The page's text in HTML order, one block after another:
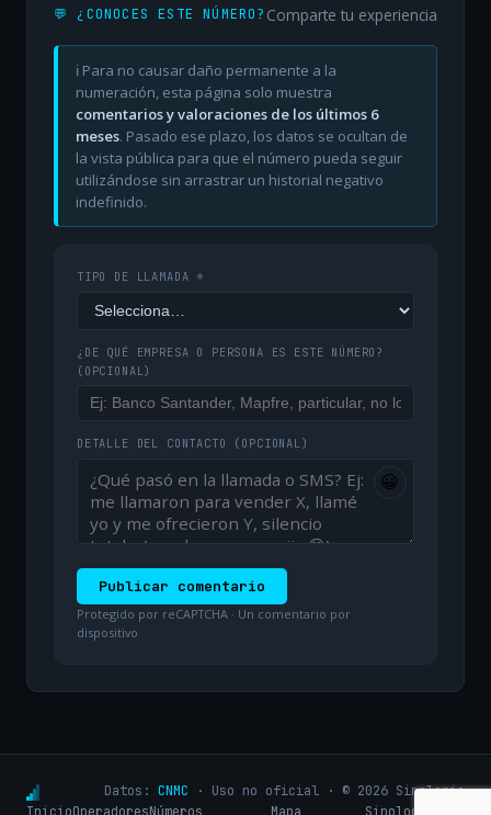
💬 ¿CONOCES ESTE NÚMERO? Comparte tu experiencia
ℹ️ Para no causar daño permanente a la
numeración, esta página solo muestra
comentarios y valoraciones de los últimos 6
meses. Pasado ese plazo, los datos se ocultan de
la vista pública para que el número pueda seguir
utilizándose sin arrastrar un historial negativo
indefinido.
TIPO DE LLAMADA *
¿DE QUÉ EMPRESA O PERSONA ES ESTE NÚMERO?
(OPCIONAL)
DETALLE DEL CONTACTO (OPCIONAL)
😀
Publicar comentario
Protegido por reCAPTCHA · Un comentario por
dispositivo
Datos: CNMC · Uso no oficial · © 2026 Sinologic